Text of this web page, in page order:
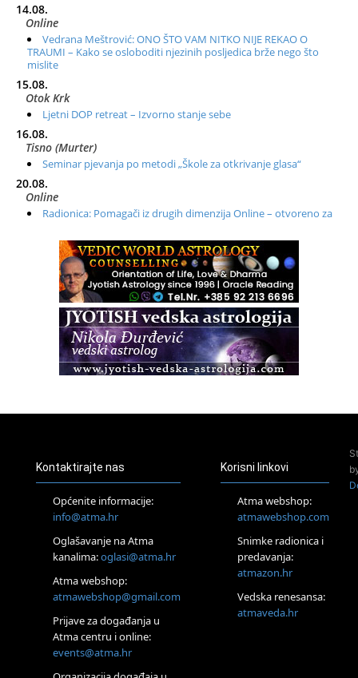
14.08.
Online
Vedrana Meštrović: ONO ŠTO VAM NITKO NIJE REKAO O
TRAUMI – Kako se osloboditi njezinih posljedica brže nego što
mislite
15.08.
Otok Krk
Ljetni DOP retreat – Izvorno stanje sebe
16.08.
Tisno (Murter)
Seminar pjevanja po metodi „Škole za otkrivanje glasa“
20.08.
Online
Radionica: Pomagači iz drugih dimenzija Online – otvoreno za
Zagreb+Online
Osnovni ThetaHealing® tečaj, Zagreb i Online
Access BARS®, otpusti stres
Access Energetski Facelift®
Tečaj Višeg Vodstva, razvijanja intuicije i Akaša zapisa
25.08.
Upisi u program Profesionalni hipnoterapeut — nova
generacija kreće 25.08. 2026.
Online
Visoko
Alemka Dauskardt – Jednodnevna radionica sistemskih
konstelacija
Kontaktirajte nas
Općenite informacije:
info@atma.hr
Oglašavanje na Atma
kanalima:oglasi@atma.hr
Atma webshop:
atmawebshop@gmail.com
Prijave za događanja u
Atma centru i online:
events@atma.hr
Korisni linkovi
Atma webshop:
atmawebshop.com
Snimke radionica i
predavanja:
atmazon.hr
Vedska renesansa:
atmaveda.hr